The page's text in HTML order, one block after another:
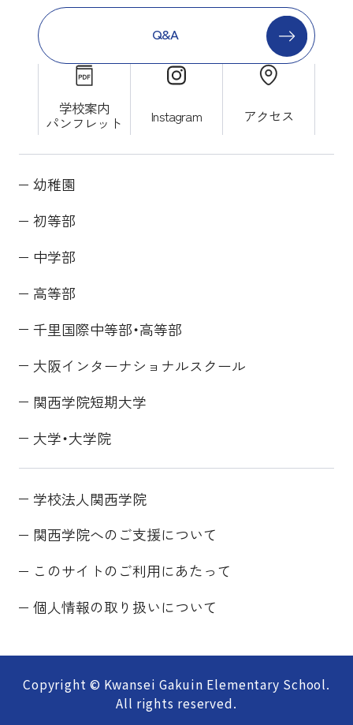
Q&A
学校案内
パンフレット Instagram アクセス
幼稚園
初等部
中学部
高等部
千里国際中等部・高等部
大阪インターナショナルスクール
関西学院短期大学
大学・大学院
学校法人関西学院
関西学院へのご支援について
このサイトのご利用にあたって
個人情報の取り扱いについて
Copyright © Kwansei Gakuin Elementary School.
All rights reserved.